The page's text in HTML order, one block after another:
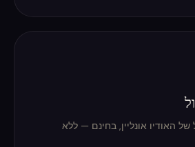
האודיו אונליין, בחינם — ללא